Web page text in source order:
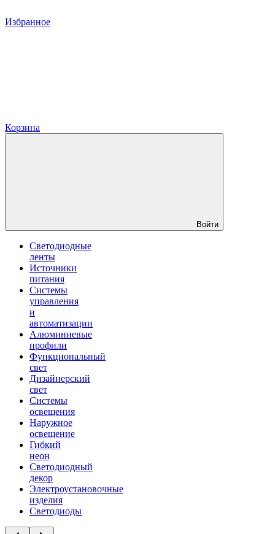
Избранное
Корзина
Войти
Светодиодные
ленты
Источники
питания
Системы
управления
и
автоматизации
Алюминиевые
профили
Функциональный
свет
Дизайнерский
свет
Системы
освещения
Наружное
освещение
Гибкий
неон
Светодиодный
декор
Электроустановочные
изделия
Светодиоды